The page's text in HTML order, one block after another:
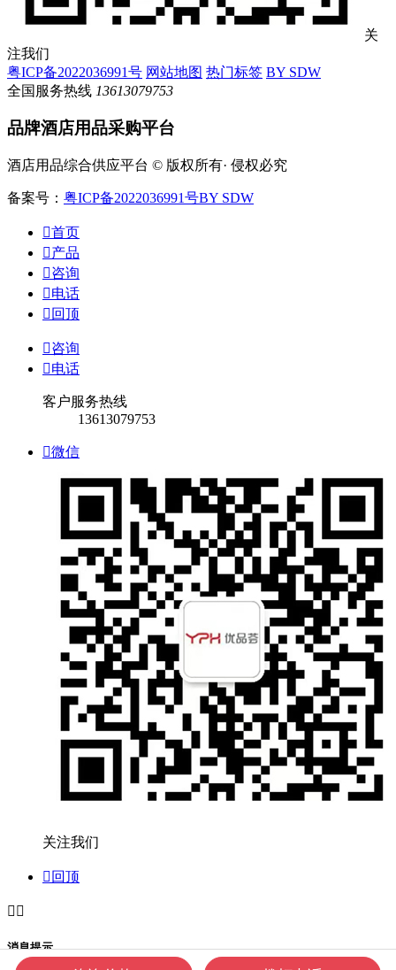
关
注我们
粤ICP备2022036991号 网站地图 热门标签 BY SDW
全国服务热线 13613079753
品牌酒店用品采购平台
酒店用品综合供应平台 © 版权所有· 侵权必究
备案号： 粤ICP备2022036991号BY SDW
首页
产品
咨询
电话
 回顶
咨询
电话
客户服务热线
13613079753
微信
关注我们
 回顶
 
消息提示